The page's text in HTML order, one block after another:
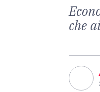
che